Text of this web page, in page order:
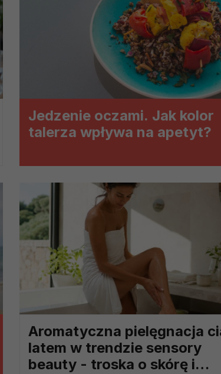
Jedzenie oczami. Jak kolor
talerza wpływa na apetyt?
Aromatyczna pielęgnacja
latem w trendzie sensory
beauty - troska o skórę i
danych osobowych, zgłosić sprzeciw oraz
Twoich danych?
musi być oparte na właściwej, zgodnej z
danych w celu świadczenia usług, w tym
zapewniania ich bezpieczeństwa jest
lub podobne dokumenty dostępne w
i marketingu własnego administratorów jest tzw.
marketingowych podmiotów trzecich będzie